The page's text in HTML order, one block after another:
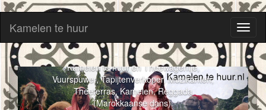
Kamelen te huur
Kamelen te huur en Theewagentje,
Vuurspuwer, Tapijtenverkoper, Muzikanten,
Theeterras, Kamelen, Reggada
(Marokkaanse dans).